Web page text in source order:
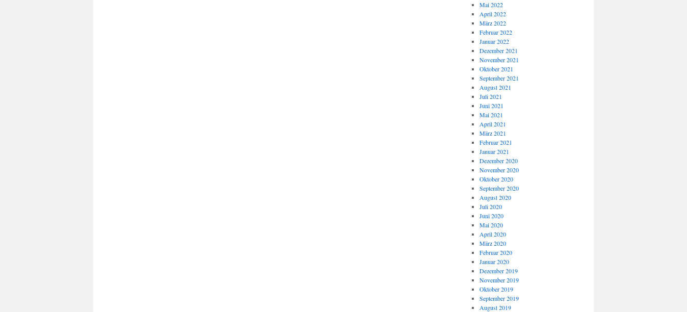
Mai 2022
April 2022
März 2022
Februar 2022
Januar 2022
Dezember 2021
November 2021
Oktober 2021
September 2021
August 2021
Juli 2021
Juni 2021
Mai 2021
April 2021
März 2021
Februar 2021
Januar 2021
Dezember 2020
November 2020
Oktober 2020
September 2020
August 2020
Juli 2020
Juni 2020
Mai 2020
April 2020
März 2020
Februar 2020
Januar 2020
Dezember 2019
November 2019
Oktober 2019
September 2019
August 2019